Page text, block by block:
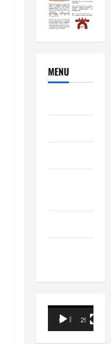
MENU
Lecteur
vidéo
00:00 29:21